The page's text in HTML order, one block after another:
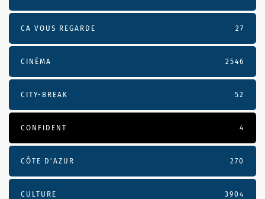
CA VOUS REGARDE 27
CINÉMA 2546
CITY-BREAK 52
CONFIDENT 4
CÔTE D’AZUR 270
CULTURE 3904